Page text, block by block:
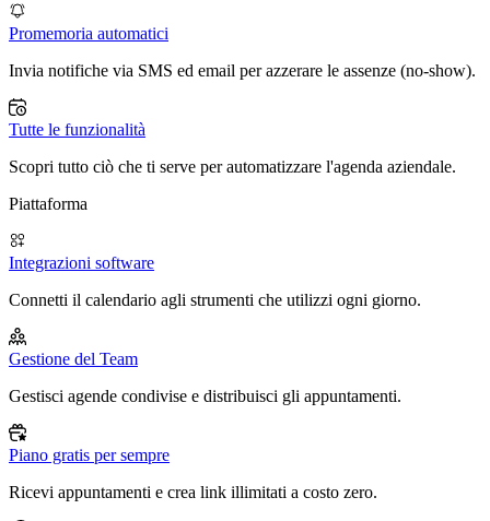
Promemoria automatici
Invia notifiche via SMS ed email per azzerare le assenze (no-show).
Tutte le funzionalità
Scopri tutto ciò che ti serve per automatizzare l'agenda aziendale.
Piattaforma
Integrazioni software
Connetti il calendario agli strumenti che utilizzi ogni giorno.
Gestione del Team
Gestisci agende condivise e distribuisci gli appuntamenti.
Piano gratis per sempre
Ricevi appuntamenti e crea link illimitati a costo zero.